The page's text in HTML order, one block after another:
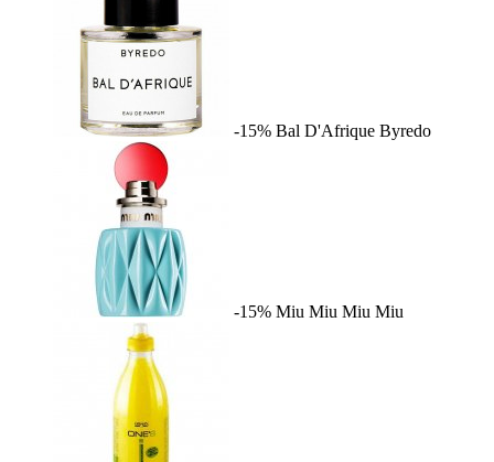
-15% Bal D'Afrique Byredo
-15% Miu Miu Miu Miu